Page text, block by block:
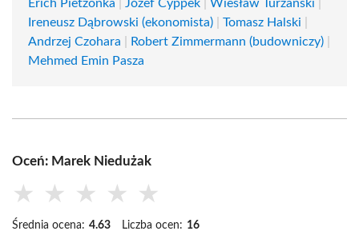
Erich Pietzonka
Józef Cyppek Wiesław Turzański
Ireneusz Dąbrowski (ekonomista)
Tomasz Halski
Andrzej Czohara
Robert Zimmermann (budowniczy)
Mehmed Emin Pasza
Oceń: Marek Niedużak
★ ★ ★ ★ ★
Średnia ocena: 4.63 Liczba ocen: 16